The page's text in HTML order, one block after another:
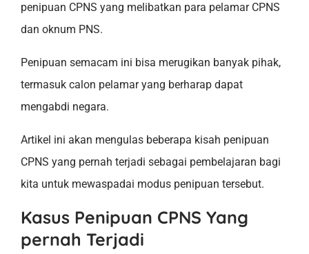
penipuan CPNS yang melibatkan para pelamar CPNS
dan oknum PNS.
Penipuan semacam ini bisa merugikan banyak pihak,
termasuk calon pelamar yang berharap dapat
mengabdi negara.
Artikel ini akan mengulas beberapa kisah penipuan
CPNS yang pernah terjadi sebagai pembelajaran bagi
kita untuk mewaspadai modus penipuan tersebut.
Kasus Penipuan CPNS Yang
pernah Terjadi